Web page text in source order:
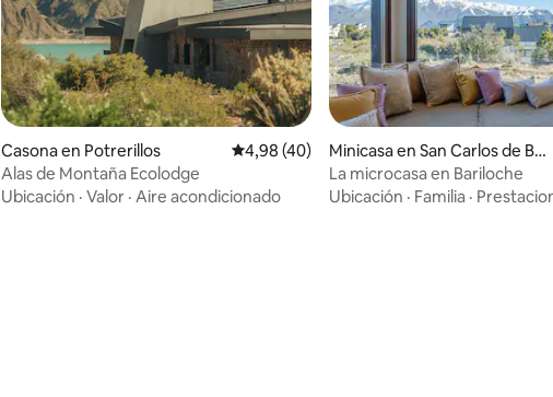
Casona en Potrerillos Calificación promedio: 4,98 de 5. 40
4,98 (40)
Alas de Montaña Ecolodge
Ubicación · Valor · Aire acondicionado
Minicasa en San Carlos de Bari
loche
La microcasa en Bariloche
Ubicación · Familia ·